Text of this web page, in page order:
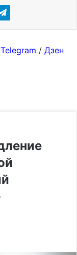
Telegram / Дзен